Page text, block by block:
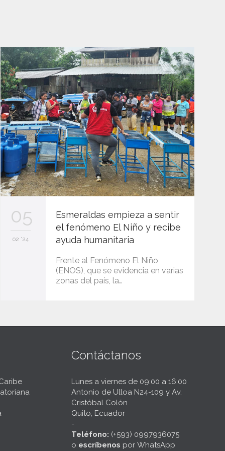
05
02 '24
Esmeraldas empieza a sentir
el fenómeno El Niño y recibe
ayuda humanitaria
Frente al Fenómeno El Niño
(ENOS), que se evidencia en varias
zonas del país, la…
Contáctanos
Lunes a viernes de 09:00 a 16:00
Antonio de Ulloa N24-109 y Av.
Cristóbal Colón
Quito, Ecuador
-
Teléfono: (+593) 0997936075
o escríbenos por WhatsApp